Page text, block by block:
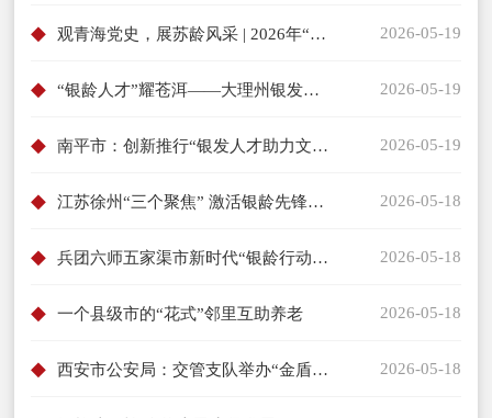
观青海党史，展苏龄风采 | 2026年“苏青银龄行动”志愿者赴青海党史教育展馆参观学习 2026-05-19
“银龄人才”耀苍洱——大理州银发人才队伍赋能高质量发展 2026-05-19
南平市：创新推行“银发人才助力文化特派员帮帮团”模式 为乡村文化振兴注入“银发新动能” 2026-05-19
江苏徐州“三个聚焦” 激活银龄先锋志愿服务新动能 2026-05-18
兵团六师五家渠市新时代“银龄行动”志愿服务启动 2026-05-18
一个县级市的“花式”邻里互助养老 2026-05-18
西安市公安局：交管支队举办“金盾银晖”志愿服务暨“师带徒”结对帮带仪式 2026-05-18